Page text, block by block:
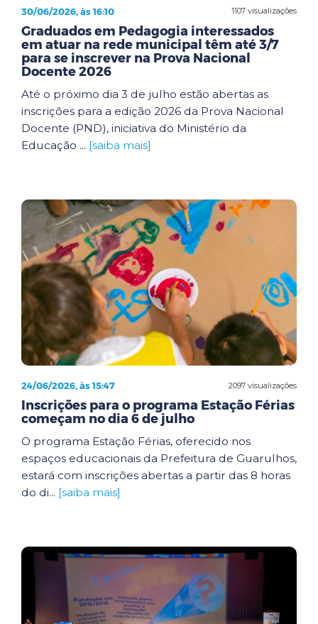
1107 visualizações
30/06/2026, às 16:10
Graduados em Pedagogia interessados
em atuar na rede municipal têm até 3/7
para se inscrever na Prova Nacional
Docente 2026
Até o próximo dia 3 de julho estão abertas as
inscrições para a edição 2026 da Prova Nacional
Docente (PND), iniciativa do Ministério da
Educação ... [saiba mais]
2097 visualizações
24/06/2026, às 15:47
Inscrições para o programa Estação Férias
começam no dia 6 de julho
O programa Estação Férias, oferecido nos
espaços educacionais da Prefeitura de Guarulhos,
estará com inscrições abertas a partir das 8 horas
do di... [saiba mais]